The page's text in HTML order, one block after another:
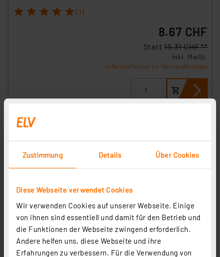
Zustimmung Details Über Cookies
Diese Webseite verwendet Cookies
Wir verwenden Cookies auf unserer Webseite. Einige
von ihnen sind essentiell und damit für den Betrieb und
die Funktionen der Webseite zwingend erforderlich.
Andere helfen uns, diese Webseite und ihre
Erfahrungen zu verbessern. Für die Verwendung von
1 2 3 4 5 (1)
8.67 CHF
Statt19.31 CHF **
inkl. MwSt.
Informationen zu Versandkosten
ELV Prototypenadapter – Professional – Widerstände
W1, mit Aufbewahrungsbox, PAD-PRO-W1, 315 Teile